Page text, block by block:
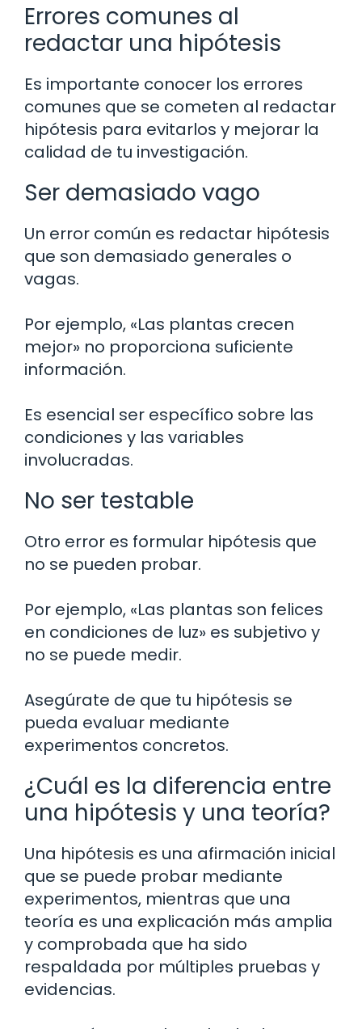
Errores comunes al
redactar una hipótesis
Es importante conocer los errores
comunes que se cometen al redactar
hipótesis para evitarlos y mejorar la
calidad de tu investigación.
Ser demasiado vago
Un error común es redactar hipótesis
que son demasiado generales o
vagas.
Por ejemplo, «Las plantas crecen
mejor» no proporciona suficiente
información.
Es esencial ser específico sobre las
condiciones y las variables
involucradas.
No ser testable
Otro error es formular hipótesis que
no se pueden probar.
Por ejemplo, «Las plantas son felices
en condiciones de luz» es subjetivo y
no se puede medir.
Asegúrate de que tu hipótesis se
pueda evaluar mediante
experimentos concretos.
¿Cuál es la diferencia entre
una hipótesis y una teoría?
Una hipótesis es una afirmación inicial
que se puede probar mediante
experimentos, mientras que una
teoría es una explicación más amplia
y comprobada que ha sido
respaldada por múltiples pruebas y
evidencias.